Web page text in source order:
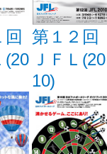
回
(20
第１２回
ＪＦＬ(20
10)